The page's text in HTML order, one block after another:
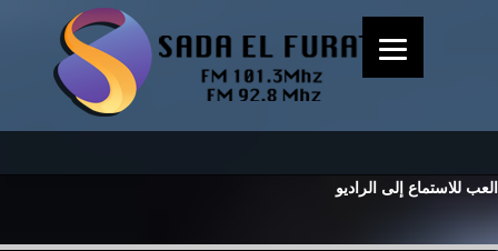
العب للاستماع إلى الراديو